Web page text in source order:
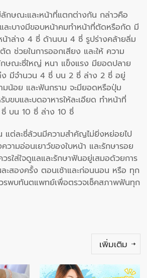
กษณะและหน้าที่แตกต่างกัน กล่าวคือ
ะบางมีขอบหน้าคมทำหน้าที่ตัดหรือกัด มี
าล่าง 4 ซี่ ด้านบน 4 ซี่ รูปร่างคล้ายลิ่ม
ช่วยในการออกเสียง และให้ ความ
ษณะซี่ใหญ่ หนา แข็งแรง มียอดปลาย
ง มีจำนวน 4 ซี่ บน 2 ซี่ ล่าง 2 ซี่ อยู่
น้อย และฟันกราม จะมียอดหรือปุ่ม
ขบและบดอาหารให้ละเอียด ทำหน้าที่
บน 10 ซี่ ล่าง 10 ซี่
แต่ละซี่ล้วนมีความสำคัญไม่ยิ่งหย่อยไป
ามอ่อนเยาว์ของใบหน้า และรักษารอย
รใส่ใจดูแลและรักษาฟันอยู่เสมอด้วยการ
ะสองครั้ง ตอนเช้าและก่อนนอน หรือ ทุก
รพบทันตแพทย์เพื่อตรวจเช็คสภาพฟันทุก
เพิ่มเติม